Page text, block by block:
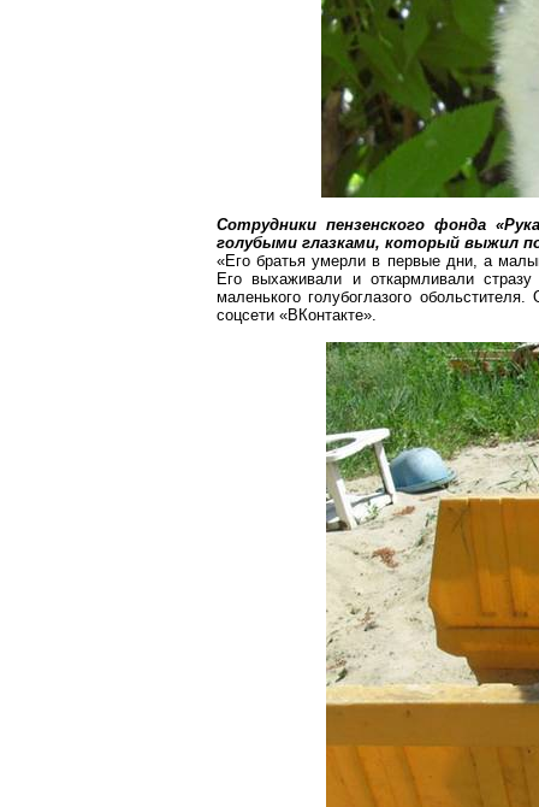
Сотрудники пензенского фонда
голубыми глазками, который выжил
«Его братья умерлив первыедни, а
Его выхаживали и откармливали
маленького голубоглазого
соцсети «ВКонтакте».